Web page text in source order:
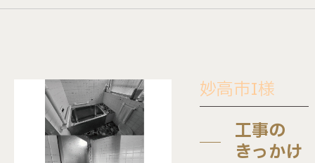
サービス
ビフォーアフター動画
不動産情報
妙高市I様
工事の
きっかけ